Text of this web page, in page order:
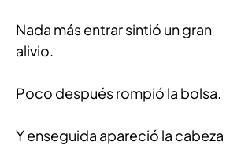
Nada más entrar sintió un gran
alivio.
Poco después rompió la bolsa.
Y enseguida apareció la cabeza